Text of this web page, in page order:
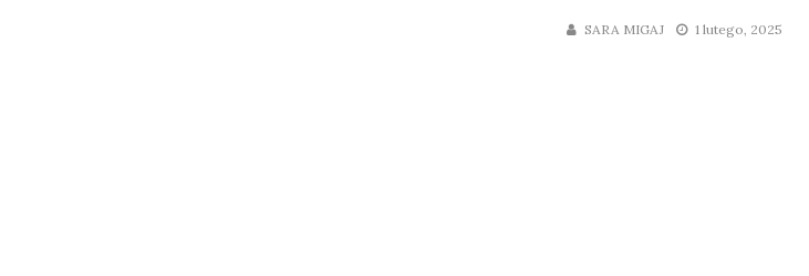
SARA MIGAJ 1 lutego, 2025